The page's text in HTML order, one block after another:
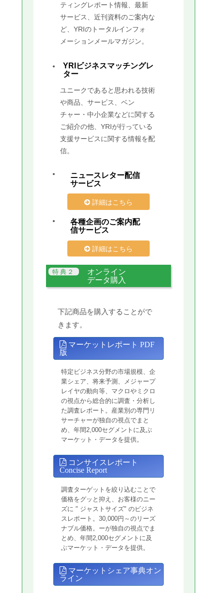
ティングレポート情報、最新
サービス、近刊資料のご案内な
ど、YRIのトータルインフォ
メーションメールマガジン。
YRIビジネスマッチングレ
ター
ユニークであると思われる技術
や商品、サービス、ベン
チャー・中小企業などに関する
ご紹介の他、YRIが行っている
支援サービスに関する情報を配
信。
ニュースレター配信
サービス
詳細はこちら
各種企画のご案内配
信サービス
詳細はこちら
オンライン
データ購入
下記商品を購入することがで
きます。
マーケットレポート PDF
版
特定ビジネス分野の市場規模、企
業シェア、将来予測、メジャープ
レイヤの動向等、マクロやミクロ
の視点から総合的に調査・分析し
た調査レポート。産業別の専門リ
サーチャーが独自の視点でまと
め、年間2,000セグメントに及ぶ
マーケット・データを提供。
コンサイスレポート
Concise Report
調査ターゲットを絞り込むことで
価格をグッと抑え、お客様のニー
ズに " ジャストサイズ" のビジネ
スレポート。30,000円～のリーズ
ナブル価格。ーが独自の視点でま
とめ、年間2,000セグメントに及
ぶマーケット・データを提供。
マーケットシェア事典オン
ライン